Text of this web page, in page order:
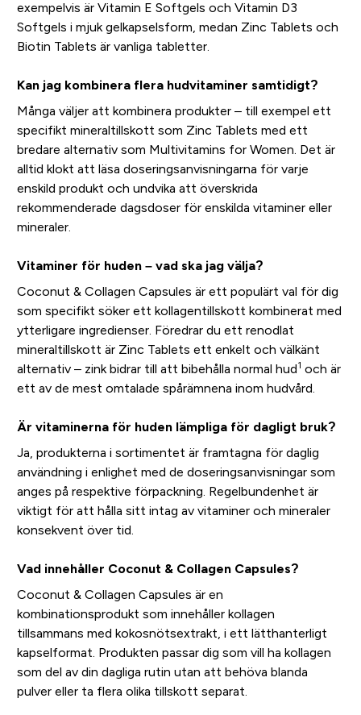
exempelvis är Vitamin E Softgels och Vitamin D3
Softgels i mjuk gelkapselsform, medan Zinc Tablets och
Biotin Tablets är vanliga tabletter.
Kan jag kombinera flera hudvitaminer samtidigt?
Många väljer att kombinera produkter – till exempel ett
specifikt mineraltillskott som Zinc Tablets med ett
bredare alternativ som Multivitamins for Women. Det är
alltid klokt att läsa doseringsanvisningarna för varje
enskild produkt och undvika att överskrida
rekommenderade dagsdoser för enskilda vitaminer eller
mineraler.
Vitaminer för huden – vad ska jag välja?
Coconut & Collagen Capsules är ett populärt val för dig
som specifikt söker ett kollagentillskott kombinerat med
ytterligare ingredienser. Föredrar du ett renodlat
mineraltillskott är Zinc Tablets ett enkelt och välkänt
alternativ – zink bidrar till att bibehålla normal hud1 och är
ett av de mest omtalade spårämnena inom hudvård.
Är vitaminerna för huden lämpliga för dagligt bruk?
Ja, produkterna i sortimentet är framtagna för daglig
användning i enlighet med de doseringsanvisningar som
anges på respektive förpackning. Regelbundenhet är
viktigt för att hålla sitt intag av vitaminer och mineraler
konsekvent över tid.
Vad innehåller Coconut & Collagen Capsules?
Coconut & Collagen Capsules är en
kombinationsprodukt som innehåller kollagen
tillsammans med kokosnötsextrakt, i ett lätthanterligt
kapselformat. Produkten passar dig som vill ha kollagen
som del av din dagliga rutin utan att behöva blanda
pulver eller ta flera olika tillskott separat.